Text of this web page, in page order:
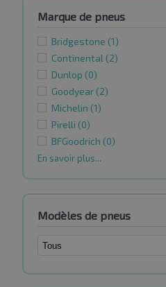
Marque de pneus
Bridgestone (1)
Continental (2)
Dunlop (0)
Goodyear (2)
Michelin (1)
Pirelli (0)
BFGoodrich (0)
En savoir plus...
Modèles de pneus